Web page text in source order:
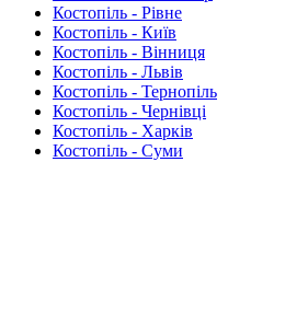
Костопіль - Рівне
Костопіль - Київ
Костопіль - Вінниця
Костопіль - Львів
Костопіль - Тернопіль
Костопіль - Чернівці
Костопіль - Харків
Костопіль - Суми